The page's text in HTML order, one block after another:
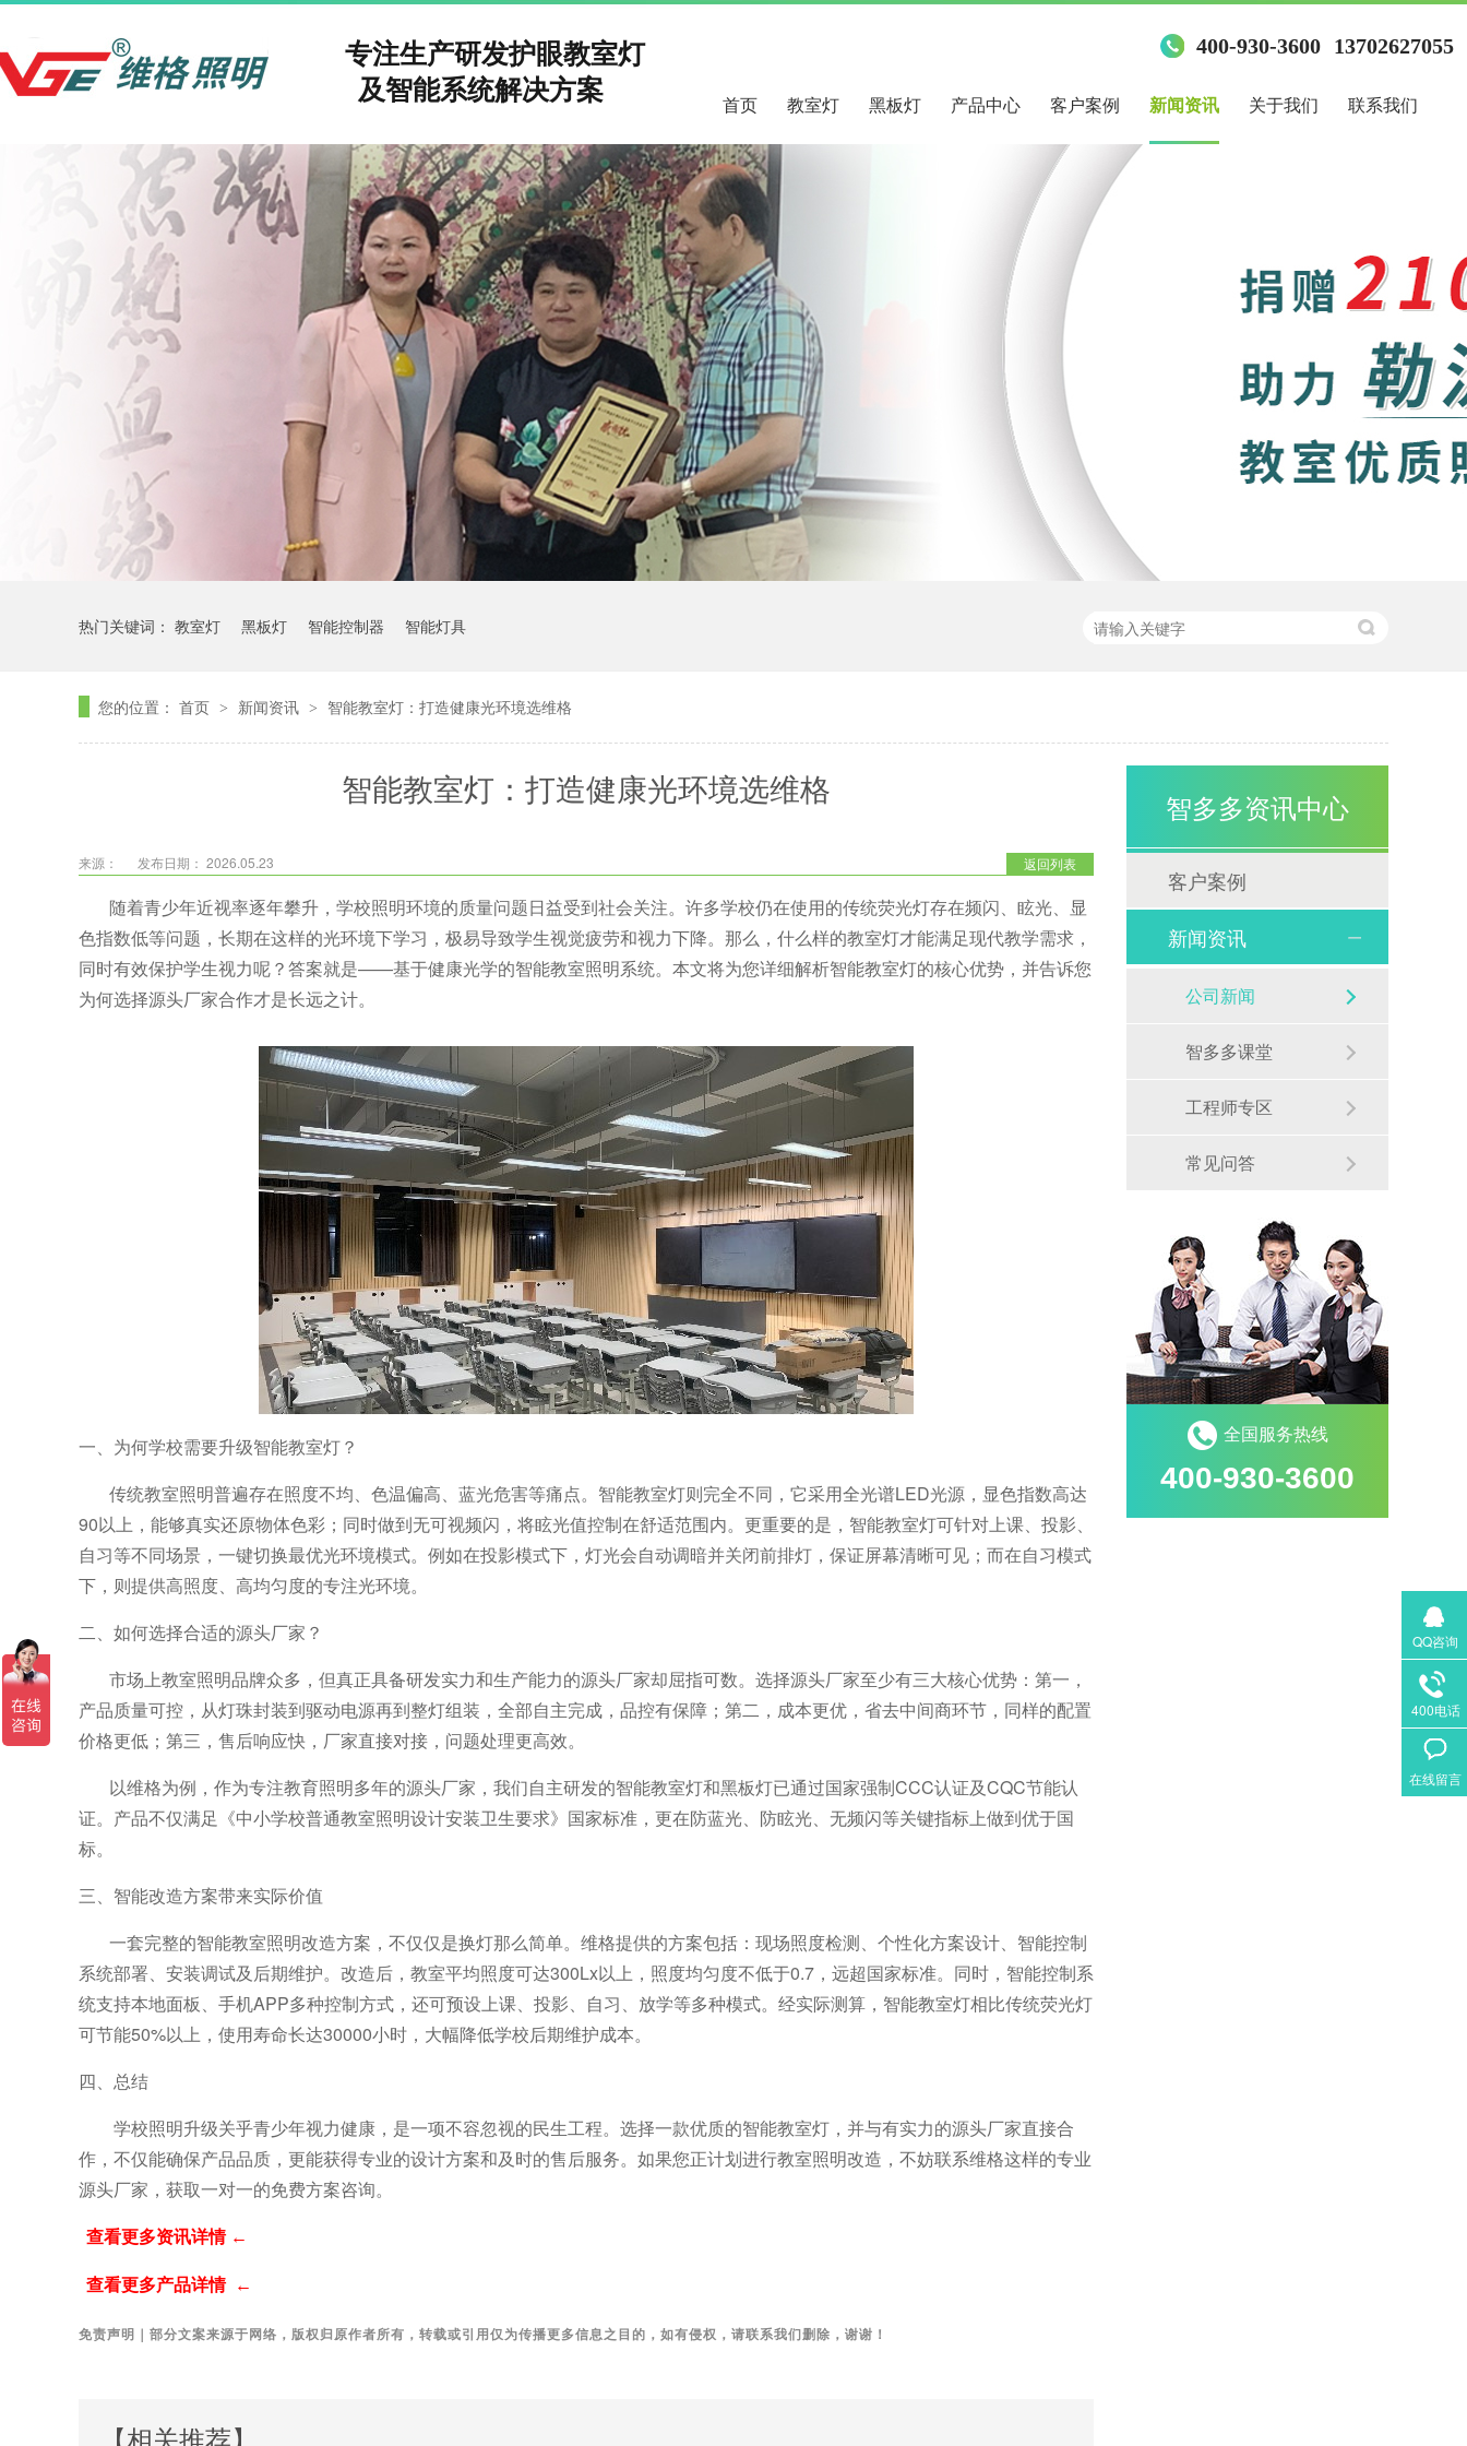
专注生产研发护眼教室灯
及智能系统解决方案
400-930-3600 13702627055
首页 教室灯 黑板灯 产品中心 客户案例 新闻资讯 关于我们 联系我们
热门关键词： 教室灯 黑板灯 智能控制器 智能灯具
您的位置： 首页 > 新闻资讯 > 智能教室灯：打造健康光环境选维格
智能教室灯：打造健康光环境选维格
返回列表
来源： 发布日期： 2026.05.23
随着青少年近视率逐年攀升，学校照明环境的质量问题日益受到社会关注。许多学校仍在使用的传统荧光灯存在频闪、眩光、显
色指数低等问题，长期在这样的光环境下学习，极易导致学生视觉疲劳和视力下降。那么，什么样的教室灯才能满足现代教学需求，
同时有效保护学生视力呢？答案就是——基于健康光学的智能教室照明系统。本文将为您详细解析智能教室灯的核心优势，并告诉您
为何选择源头厂家合作才是长远之计。
一、 为何学校需要升级智能教室灯？
传统教室照明普遍存在照度不均、色温偏高、蓝光危害等痛点。智能教室灯则完全不同，它采用全光谱LED光源，显色指数高达
90以上，能够真实还原物体色彩；同时做到无可视频闪，将眩光值控制在舒适范围内。更重要的是，智能教室灯可针对上课、投影、
自习等不同场景，一键切换最优光环境模式。例如在投影模式下，灯光会自动调暗并关闭前排灯，保证屏幕清晰可见；而在自习模式
下，则提供高照度、高均匀度的专注光环境。
二、 如何选择合适的源头厂家？
市场上教室照明品牌众多，但真正具备研发实力和生产能力的源头厂家却屈指可数。选择源头厂家至少有三大核心优势：第一，
产品质量可控，从灯珠封装到驱动电源再到整灯组装，全部自主完成，品控有保障；第二，成本更优，省去中间商环节，同样的配置
价格更低；第三，售后响应快，厂家直接对接，问题处理更高效。
以维格为例，作为专注教育照明多年的源头厂家，我们自主研发的智能教室灯和黑板灯已通过国家强制CCC认证及CQC节能认
证。产品不仅满足《中小学校普通教室照明设计安装卫生要求》国家标准，更在防蓝光、防眩光、无频闪等关键指标上做到优于国
标。
三、 智能改造方案带来实际价值
一套完整的智能教室照明改造方案，不仅仅是换灯那么简单。 维格提供的方案包括：现场照度检测、个性化方案设计、智能控制
系统部署、安装调试及后期维护。改造后，教室平均照度可达300Lx以上，照度均匀度不低于0.7 ，远超国家标准。同时，智能控制系
统支持本地面板、手机APP多种控制方式，还可预设上课、投影、 自习、放学等多种模式。经实际测算，智能教室灯相比传统荧光灯
可节能50%以上，使用寿命长达30000小时，大幅降低学校后期维护成本。
四、 总结
学校照明升级关乎青少年视力健康，是一项不容忽视的民生工程。选择一款优质的智能教室灯，并与有实力的源头厂家直接合
作，不仅能确保产品品质，更能获得专业的设计方案和及时的售后服务。如果您正计划进行教室照明改造，不妨联系维格这样的专业
源头厂家，获取一对一的免费方案咨询。
查看更多资讯详情 ←
查看更多产品详情 ←
免责声明｜部分文案来源于网络，版权归原作者所有，转载或引用仅为传播更多信息之目的，如有侵权，请联系我们删除，谢谢！
【相关推荐】
智多多资讯中心
客户案例
新闻资讯
公司新闻
智多多课堂
工程师专区
常见问答
全国服务热线
400-930-3600
QQ咨询
400电话
在线留言